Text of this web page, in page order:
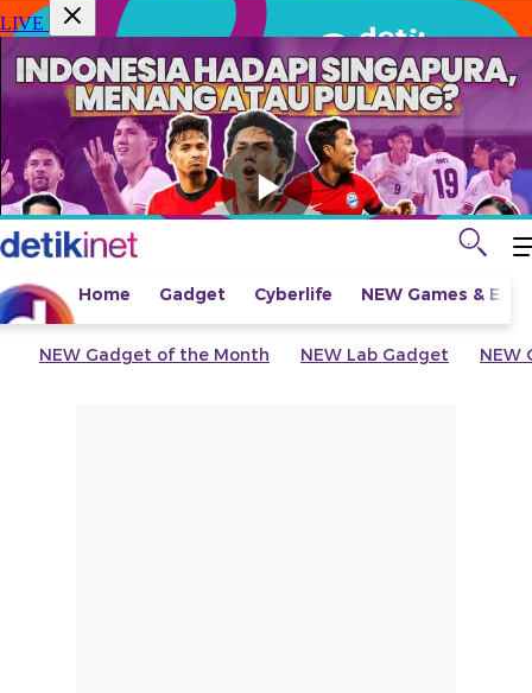
LIVE
Home Gadget Cyberlife NEW Games &
NEW Gadget of the Month NEW Lab Gadget NEW